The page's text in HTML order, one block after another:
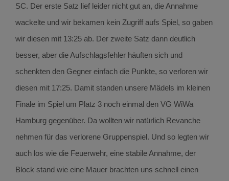
SC. Der erste Satz lief leider nicht gut an, die Annahme
wackelte und wir bekamen kein Zugriff aufs Spiel, so gaben
wir diesen mit 13:25 ab. Der zweite Satz dann deutlich
besser, aber die Aufschlagsfehler häuften sich und
schenkten den Gegner einfach die Punkte, so verloren wir
diesen mit 17:25. Damit standen unsere Mädels im kleinen
Finale im Spiel um Platz 3 noch einmal den VG WiWa
Hamburg gegenüber. Da wollten wir natürlich Revanche
nehmen für das verlorene Gruppenspiel. Und so legten wir
auch los wie die Feuerwehr, eine stabile Annahme, der
Block stand wie eine Mauer brachten uns schnell einen